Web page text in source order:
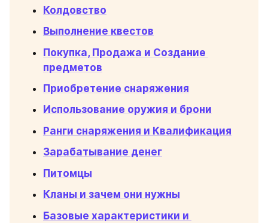
Колдовство
Выполнение квестов
Покупка, Продажа и Создание
предметов
Приобретение снаряжения
Использование оружия и брони
Ранги снаряжения и Квалификация
Зарабатывание денег
Питомцы
Кланы и зачем они нужны
Базовые характеристики и